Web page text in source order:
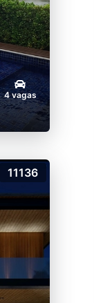
4 vagas
11136